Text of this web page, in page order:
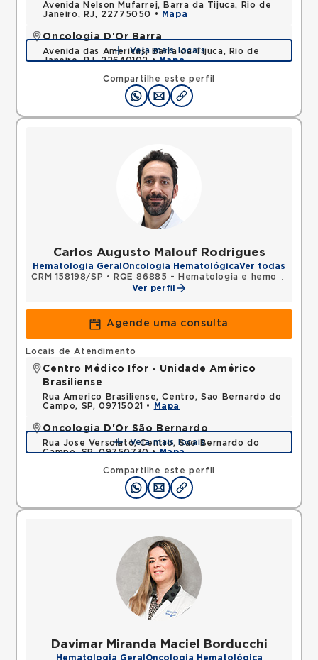
Compartilhe este perfil
Avenida Nelson Mufarrej, Barra da Tijuca, Rio de
Janeiro, RJ, 22775050 •
Mapa
Oncologia D'Or Barra
Avenida das Americas, Barra da Tijuca, Rio de
Janeiro, RJ, 22640102 •Mapa
Veja mais locais
Carlos Augusto Malouf Rodrigues
Hematologia Geral Oncologia HematológicaVer todas
CRM 158198/SP •
RQE 86885 - Hematologia e hemoterapia
Ver perfil
Agende uma consulta
Compartilhe este perfil
Locais de Atendimento
Centro Médico Ifor - Unidade Américo
Brasiliense
Rua Americo Brasiliense, Centro, Sao Bernardo do
Campo, SP, 09715021 •
Mapa
Oncologia D'Or São Bernardo
Rua Jose Versolato, Centro, Sao Bernardo do
Campo, SP, 09750730 •Mapa
Veja mais locais
Davimar Miranda Maciel Borducchi
Hematologia Geral Oncologia Hematológica